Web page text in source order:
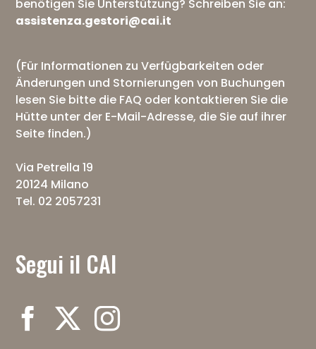
benötigen Sie Unterstützung? Schreiben Sie an:
assistenza.gestori@cai.it
(Für Informationen zu Verfügbarkeiten oder
Änderungen und Stornierungen von Buchungen
lesen Sie bitte die FAQ oder kontaktieren Sie die
Hütte unter der E-Mail-Adresse, die Sie auf ihrer
Seite finden.)
Via Petrella 19
20124 Milano
Tel. 02 2057231
Segui il CAI